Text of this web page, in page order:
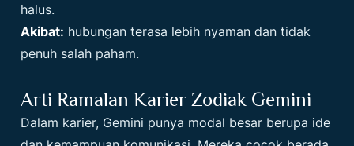
halus.
Akibat: hubungan terasa lebih nyaman dan tidak
penuh salah paham.
Arti Ramalan Karier Zodiak Gemini
Dalam karier, Gemini punya modal besar berupa ide